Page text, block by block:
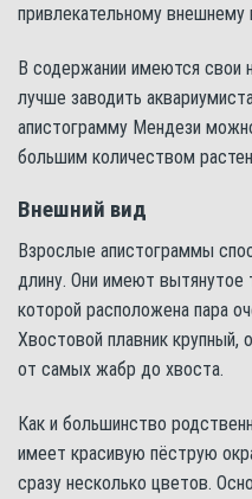
привлекательному внешнему
В содержании имеются свои
лучше заводить
апистограмму Мендези
большим количеством
Внешний вид
Взрослые апистограммы
длину. Они имеют вытянутое
которой расположена пара
Хвостовой плавник крупный,
от самых жабр до хвоста.
Как и большинство
имеет красивую пёструю
сразу несколько цветов.